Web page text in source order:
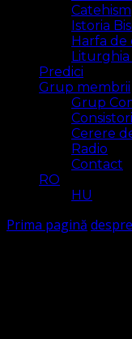
Catehism
Istoria
Harfa de
Liturghia
Predici
Grup membrii
Grup
Cerere
Radio
Contact
RO
HU
Prima pagină despre